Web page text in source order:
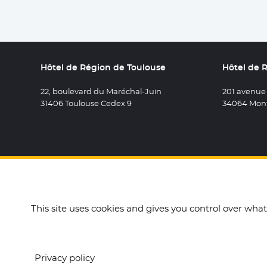
Hôtel de Région de Toulouse
22, boulevard du Maréchal-Juin
31406 Toulouse Cedex 9
Hôtel de
201
34064
This site uses cookies and gives you control over
Privacy policy